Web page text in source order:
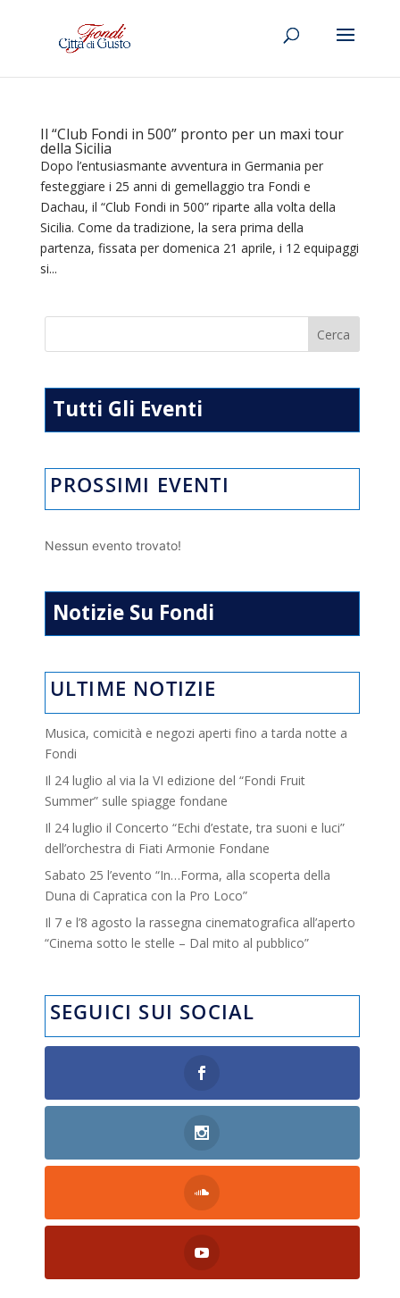
Il “Club Fondi in 500” pronto per un maxi tour
della Sicilia
Dopo l’entusiasmante avventura in Germania per
festeggiare i 25 anni di gemellaggio tra Fondi e
Dachau, il “Club Fondi in 500” riparte alla volta della
Sicilia. Come da tradizione, la sera prima della
partenza, fissata per domenica 21 aprile, i 12 equipaggi
si...
Tutti Gli Eventi
PROSSIMI EVENTI
Nessun evento trovato!
Notizie Su Fondi
ULTIME NOTIZIE
Musica, comicità e negozi aperti fino a tarda notte a
Fondi
Il 24 luglio al via la VI edizione del “Fondi Fruit
Summer” sulle spiagge fondane
Il 24 luglio il Concerto “Echi d’estate, tra suoni e luci”
dell’orchestra di Fiati Armonie Fondane
Sabato 25 l’evento “In…Forma, alla scoperta della
Duna di Capratica con la Pro Loco”
Il 7 e l’8 agosto la rassegna cinematografica all’aperto
“Cinema sotto le stelle – Dal mito al pubblico”
SEGUICI SUI SOCIAL